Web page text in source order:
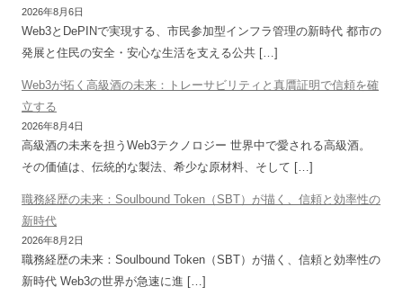
2026年8月6日
Web3とDePINで実現する、市民参加型インフラ管理の新時代 都市の
発展と住民の安全・安心な生活を支える公共 […]
Web3が拓く高級酒の未来：トレーサビリティと真贋証明で信頼を確
立する
2026年8月4日
高級酒の未来を担うWeb3テクノロジー 世界中で愛される高級酒。
その価値は、伝統的な製法、希少な原材料、そして […]
職務経歴の未来：Soulbound Token（SBT）が描く、信頼と効率性の
新時代
2026年8月2日
職務経歴の未来：Soulbound Token（SBT）が描く、信頼と効率性の
新時代 Web3の世界が急速に進 […]